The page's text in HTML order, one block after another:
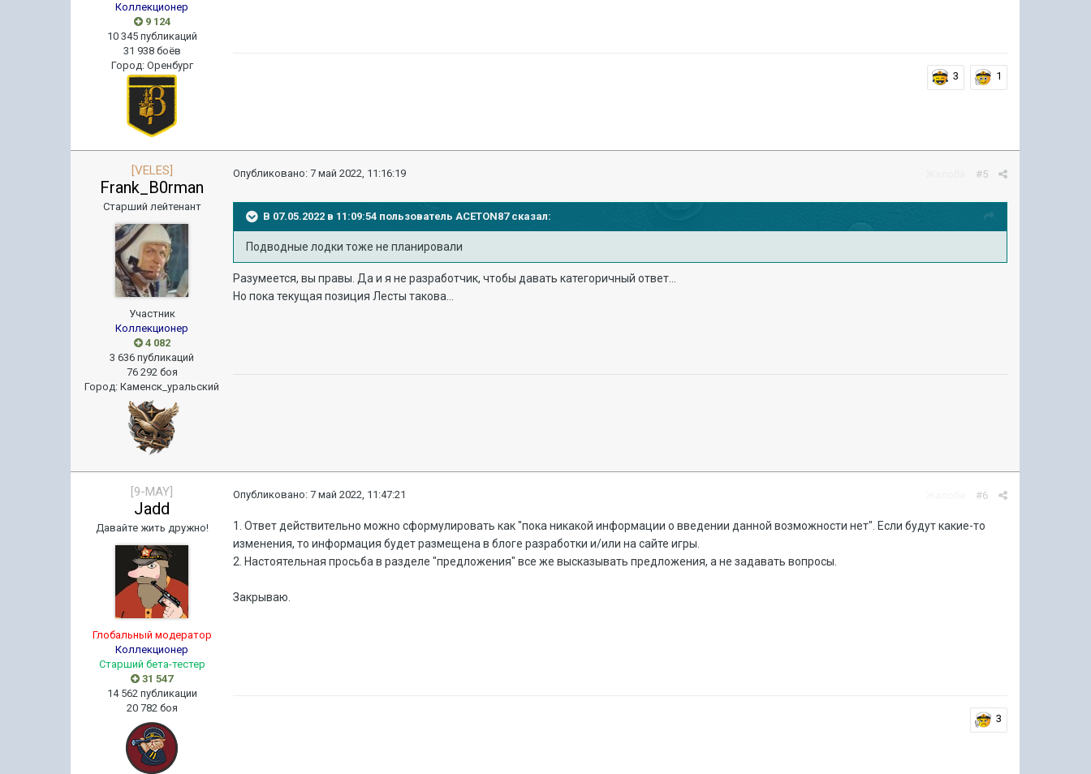
Коллекционер
9 124
10 345 публикаций
31 938 боёв
Город: Оренбург
3 1
[VELES]
Frank_B0rman
Старший лейтенант
Участник
Коллекционер
4 082
3 636 публикаций
76 292 боя
Город:Каменск_уральский
#5
Опубликовано:7 май 2022, 11:16:19
В 07.05.2022 в 11:09:54 пользователь ACETON87сказал:
Подводные лодки тоже не планировали
Разумеется, вы правы. Да и я не разработчик, чтобы давать категоричный ответ...
Но пока текущая позиция Лесты такова...
[9-MAY]
Jadd
Давайте жить дружно!
Глобальный модератор
Коллекционер
Старший бета-тестер
31 547
14 562 публикации
20 782 боя
#6
Опубликовано:7 май 2022, 11:47:21
1. Ответ действительно можно сформулировать как "пока никакой информации о введении данной возможности нет". Если будут какие-то
изменения, то информация будет размещена в блоге разработки и/или на сайте игры.
2. Настоятельная просьба в разделе "предложения" все же высказывать предложения, а не задавать вопросы.
Закрываю.
3